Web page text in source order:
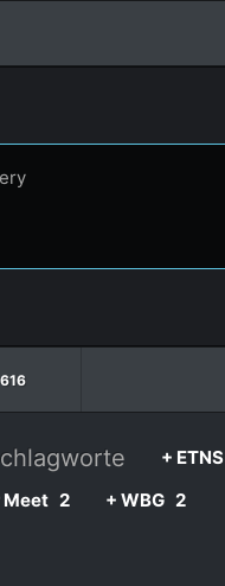
+ ETNS
Meet 2 + WBG 2